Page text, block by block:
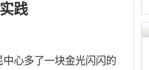
践
心多了一块金光闪闪的